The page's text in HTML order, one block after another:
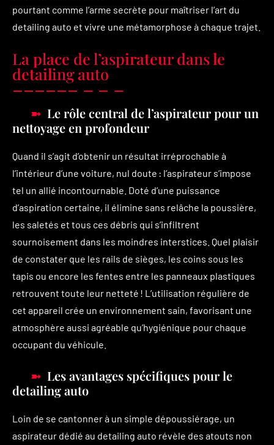
pourtant comme l’arme secrète pour maîtriser l’art du
detailing auto et vivre une métamorphose à chaque trajet.
La place de l’aspirateur dans le
detailing auto
Le rôle central de l’aspirateur pour un
nettoyage en profondeur
Quand il s’agit d’obtenir un résultat irréprochable à
l’intérieur d’une voiture, nul doute : l’aspirateur s’impose
tel un allié incontournable. Doté d’une puissance
d’aspiration certaine, il élimine sans relâche la poussière,
les saletés et tous ces débris qui s’infiltrent
sournoisement dans les moindres interstices. Quel plaisir
de constater que les rails de sièges, les coins sous les
tapis ou encore les fentes entre les panneaux plastiques
retrouvent toute leur netteté ! L’utilisation régulière de
cet appareil crée un environnement sain, favorisant une
atmosphère aussi agréable qu’hygiénique pour chaque
occupant du véhicule.
Les avantages spécifiques pour le
detailing auto
Loin de se cantonner à un simple dépoussiérage, un
aspirateur dédié au detailing auto révèle des atouts non